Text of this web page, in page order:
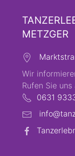
METZGER
Wir
Rufen Sie uns
0631